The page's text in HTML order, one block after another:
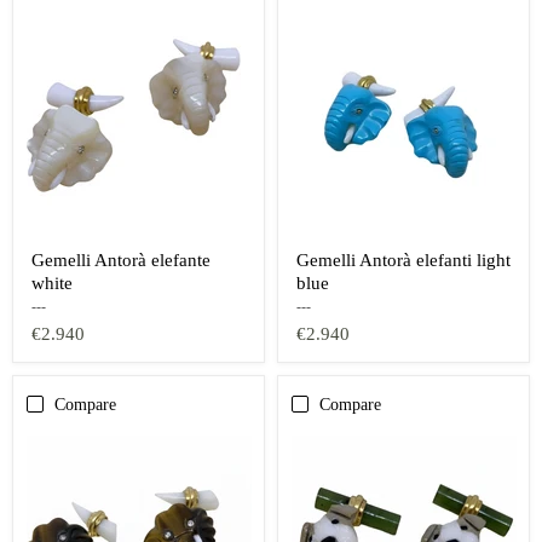
Gemelli Antorà elefante
white
---
€2.940
Gemelli Antorà elefanti light
blue
---
€2.940
Compare Compare